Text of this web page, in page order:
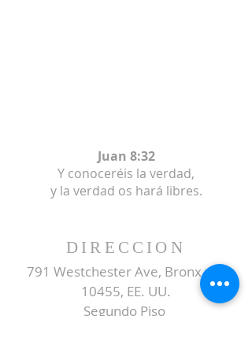
Juan 8:32
Y conoceréis la verdad,
y la verdad os hará libres.
DIRECCION
791 Westchester Ave, Bronx, NY
10455, EE. UU.
Segundo Piso